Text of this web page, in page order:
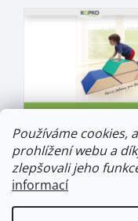
Používáme cookies,
prohlížení webu a
zlepšovali jeho
informací